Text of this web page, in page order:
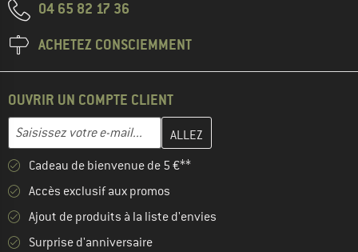
04 65 82 17 36
ACHETEZ CONSCIEMMENT
OUVRIR UN COMPTE CLIENT
Saisissez votre e-mail...
Entrez votre adresse e-mail ici et créez votre compte client à la
Cadeau de bienvenue de 5 €**
Accès exclusif aux promos
Ajout de produits à la liste d'envies
Surprise d'anniversaire